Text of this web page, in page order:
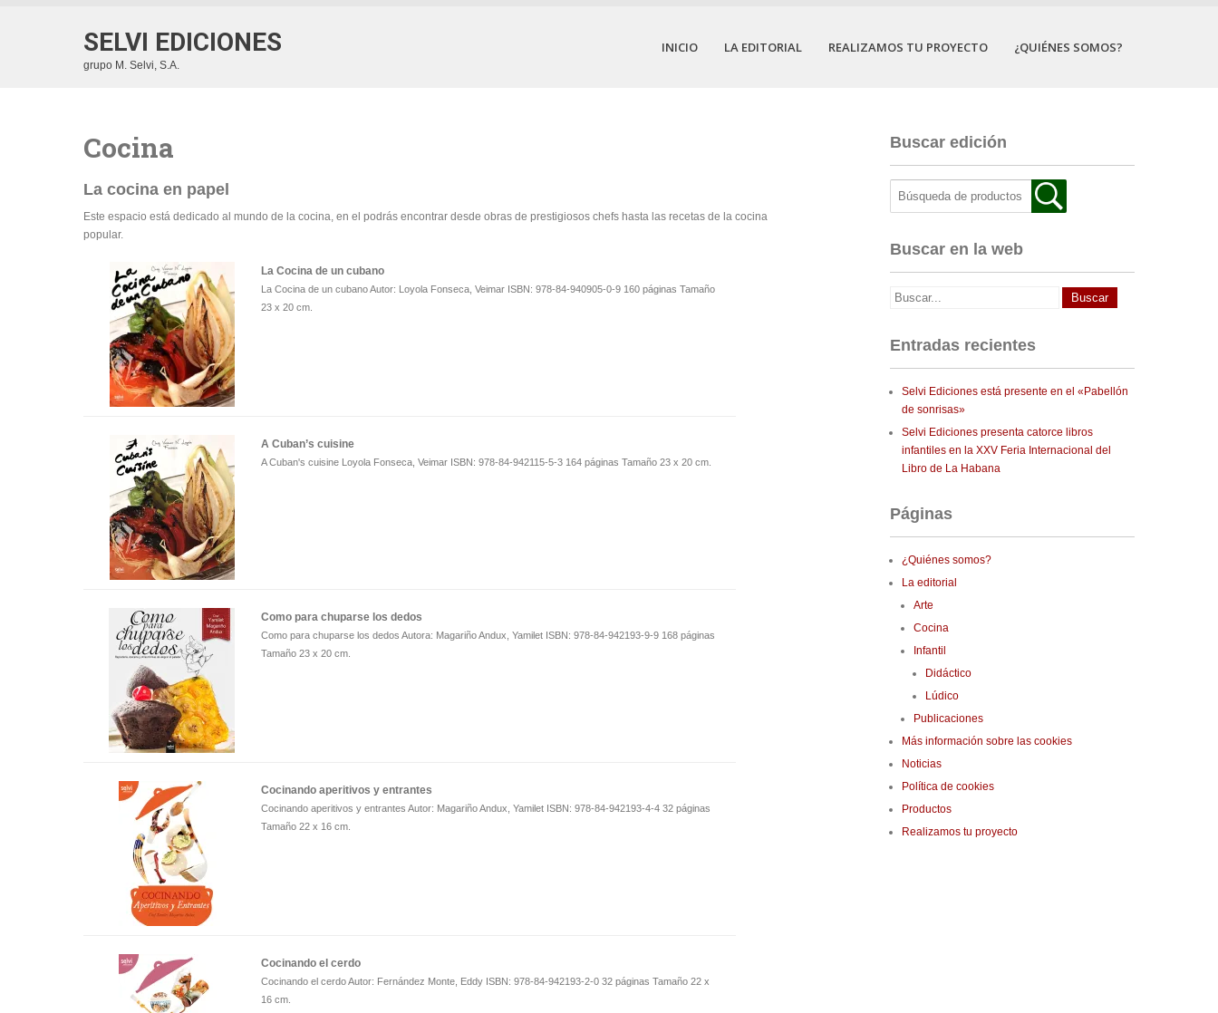
SELVI EDICIONES
grupo M. Selvi, S.A.
INICIO LA EDITORIAL REALIZAMOS TU PROYECTO ¿QUIÉNES SOMOS?
Cocina
La cocina en papel
Este espacio está dedicado al mundo de la cocina, en el podrás encontrar desde obras de prestigiosos chefs hasta las recetas de la cocina
popular.
La Cocina de un cubano
La Cocina de un cubano Autor: Loyola Fonseca, Veimar ISBN: 978-84-940905-0-9 160 páginas Tamaño
23 x 20 cm.
A Cuban’s cuisine
A Cuban's cuisine Loyola Fonseca, Veimar ISBN: 978-84-942115-5-3 164 páginas Tamaño 23 x 20 cm.
Como para chuparse los dedos
Como para chuparse los dedos Autora: Magariño Andux, Yamilet ISBN: 978-84-942193-9-9 168 páginas
Tamaño 23 x 20 cm.
Cocinando aperitivos y entrantes
Cocinando aperitivos y entrantes Autor: Magariño Andux, Yamilet ISBN: 978-84-942193-4-4 32 páginas
Tamaño 22 x 16 cm.
Cocinando el cerdo
Cocinando el cerdo Autor: Fernández Monte, Eddy ISBN: 978-84-942193-2-0 32 páginas Tamaño 22 x
16 cm.
Buscar edición
Buscar en la web
Entradas recientes
Selvi Ediciones está presente en el «Pabellón
de sonrisas»
Selvi Ediciones presenta catorce libros
infantiles en la XXV Feria Internacional del
Libro de La Habana
Páginas
¿Quiénes somos?
La editorial
Arte
Cocina
Infantil
Didáctico
Lúdico
Publicaciones
Más información sobre las cookies
Noticias
Política de cookies
Productos
Realizamos tu proyecto